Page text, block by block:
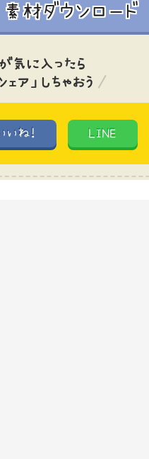
素材ダウンロード
気に入ったら
ア」しちゃおう
いね! LINE